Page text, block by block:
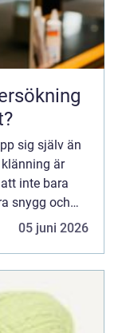
sig själv än
är
inte bara
snygg och
En snygg
05 juni 2026